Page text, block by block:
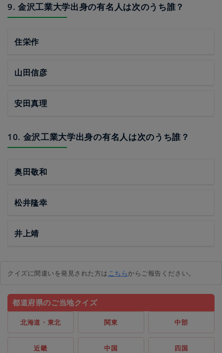
9. 金沢工業大学出身の有名人は次のうち誰？
住栄作
山田信彦
安田真理
10. 金沢工業大学出身の有名人は次のうち誰？
奥田敬和
松井隆幸
井上靖
クイズに間違いを発見された方はこちらからご報告ください。
都道府県のご当地クイズ
北海道・東北 関東 中部
近畿 中国 四国